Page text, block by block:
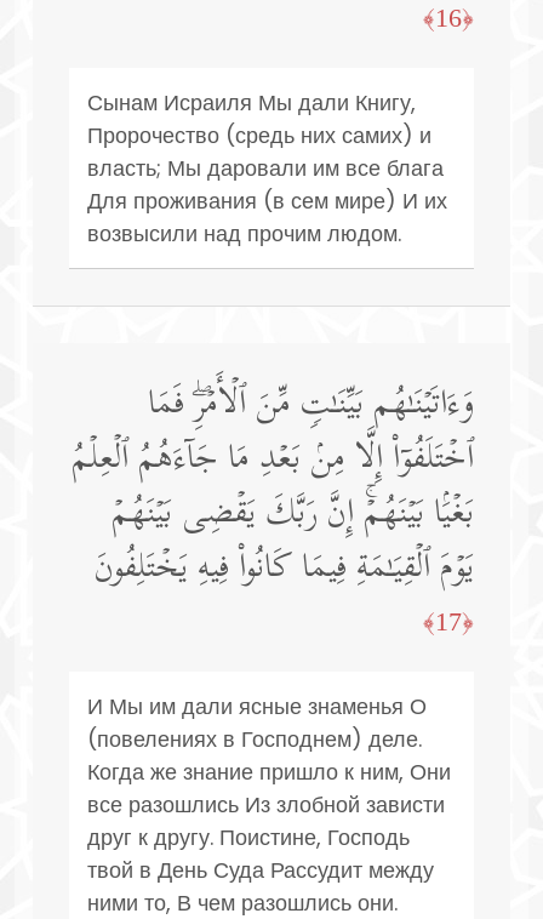
﴿16﴾
Сынам Исраиля Мы дали Книгу,
Пророчество (средь них самих) и
власть; Мы даровали им все блага
Для проживания (в сем мире) И их
возвысили над прочим людом.
وَءَاتَیۡنَـٰهُم بَیِّنَـٰتࣲ مِّنَ ٱلۡأَمۡرِۖ فَمَا
ٱخۡتَلَفُوۤا۟ إِلَّا مِنۢ بَعۡدِ مَا جَاۤءَهُمُ ٱلۡعِلۡمُ
بَغۡیَۢا بَیۡنَهُمۡۚ إِنَّ رَبَّكَ یَقۡضِی بَیۡنَهُمۡ
یَوۡمَ ٱلۡقِیَـٰمَةِ فِیمَا كَانُوا۟ فِیهِ یَخۡتَلِفُونَ
﴿17﴾
И Мы им дали ясные знаменья О
(повелениях в Господнем) деле.
Когда же знание пришло к ним, Они
все разошлись Из злобной зависти
друг к другу. Поистине, Господь
твой в День Суда Рассудит между
ними то, В чем разошлись они.